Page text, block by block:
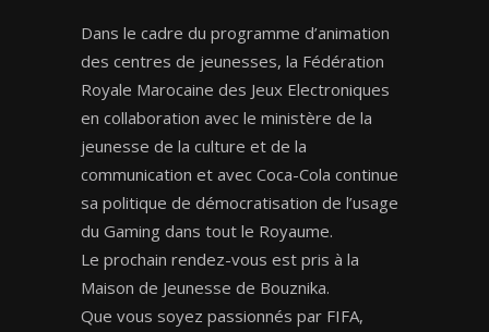
Dans le cadre du programme d’animation
des centres de jeunesses, la Fédération
Royale Marocaine des Jeux Electroniques
en collaboration avec le ministère de la
jeunesse de la culture et de la
communication et avec Coca-Cola continue
sa politique de démocratisation de l’usage
du Gaming dans tout le Royaume.
Le prochain rendez-vous est pris à la
Maison de Jeunesse de Bouznika.
Que vous soyez passionnés par FIFA,